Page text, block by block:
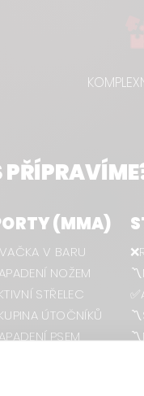
(MMA)
V BARU
NOŽEM
STŘELEC
ÚTOČNÍKŮ
PSEM